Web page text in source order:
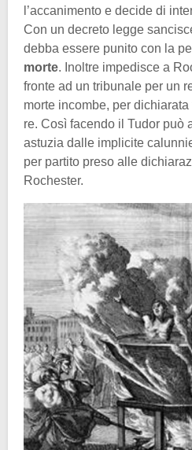
l’accanimento e decide di
Con un decreto legge
debba essere punito con la
morte. Inoltre impedisce a
fronte ad un tribunale per un
morte incombe, per
re. Così facendo il Tudor può
astuzia dalle implicite
per partito preso alle
Rochester.